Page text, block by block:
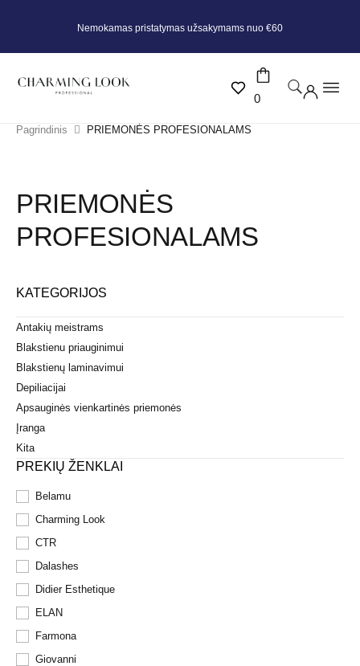
Nemokamas pristatymas užsakymams nuo €60
0
Pagrindinis PRIEMONĖS PROFESIONALAMS
PRIEMONĖS
PROFESIONALAMS
KATEGORIJOS
Antakių meistrams
Blakstienu priauginimui
Blakstienų laminavimui
Depiliacijai
Apsauginės vienkartinės priemonės
Įranga
Kita
PREKIŲ ŽENKLAI
Belamu
Charming Look
CTR
Dalashes
Didier Esthetique
ELAN
Farmona
Giovanni